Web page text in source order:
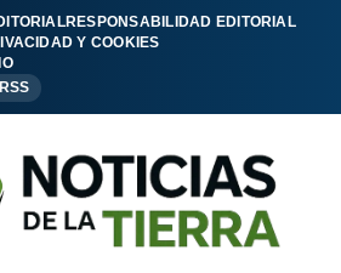
RESPONSABILIDAD EDITORIAL
Y COOKIES
RSS